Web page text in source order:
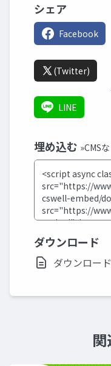
シェア
Facebook
(Twitter)
LINE
埋め込む »CMS
ダウンロード
ダウンロー